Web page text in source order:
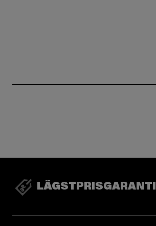
LÄGSTPRISGARANTI